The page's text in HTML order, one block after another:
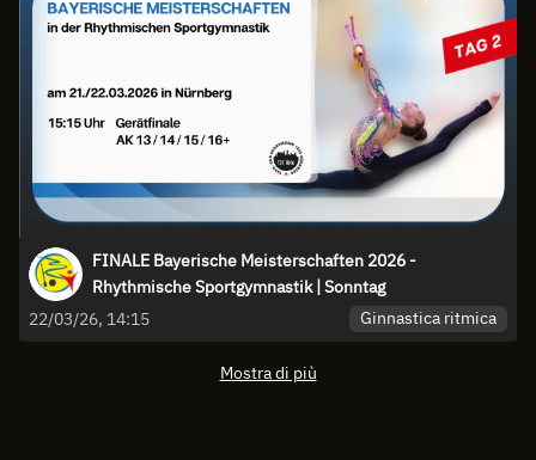
FINALE Bayerische Meisterschaften 2026 -
Rhythmische Sportgymnastik | Sonntag
22/03/26, 14:15
Ginnastica ritmica
Mostra di più